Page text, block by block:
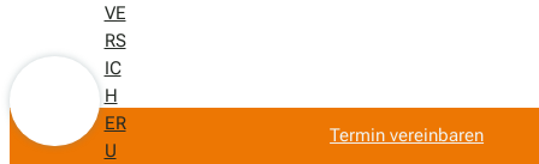
Termin vereinbaren
VE
RS
IC
H
ER
U